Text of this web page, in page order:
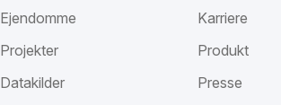
Ejendomme
Projekter
Datakilder
Karriere
Produkt
Presse